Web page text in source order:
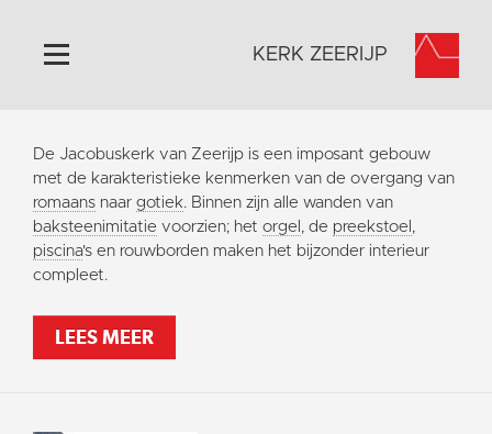
Home
Algemeen
Historie
Omgeving
Activiteiten
Steun ons
Contact
KERK ZEERIJP
De Jacobuskerk van Zeerijp is een imposant gebouw
met de karakteristieke kenmerken van de overgang van
romaans naar gotiek. Binnen zijn alle wanden van
baksteenimitatie voorzien; het orgel , de preekstoel ,
piscina's en rouwborden maken het bijzonder interieur
compleet.
LEES MEER